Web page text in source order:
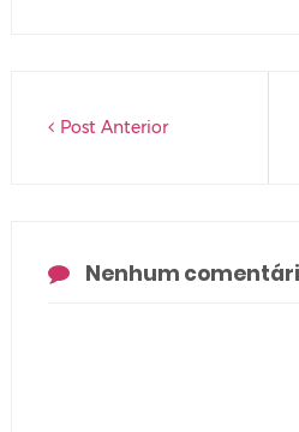
Post Anterior
Nenhum